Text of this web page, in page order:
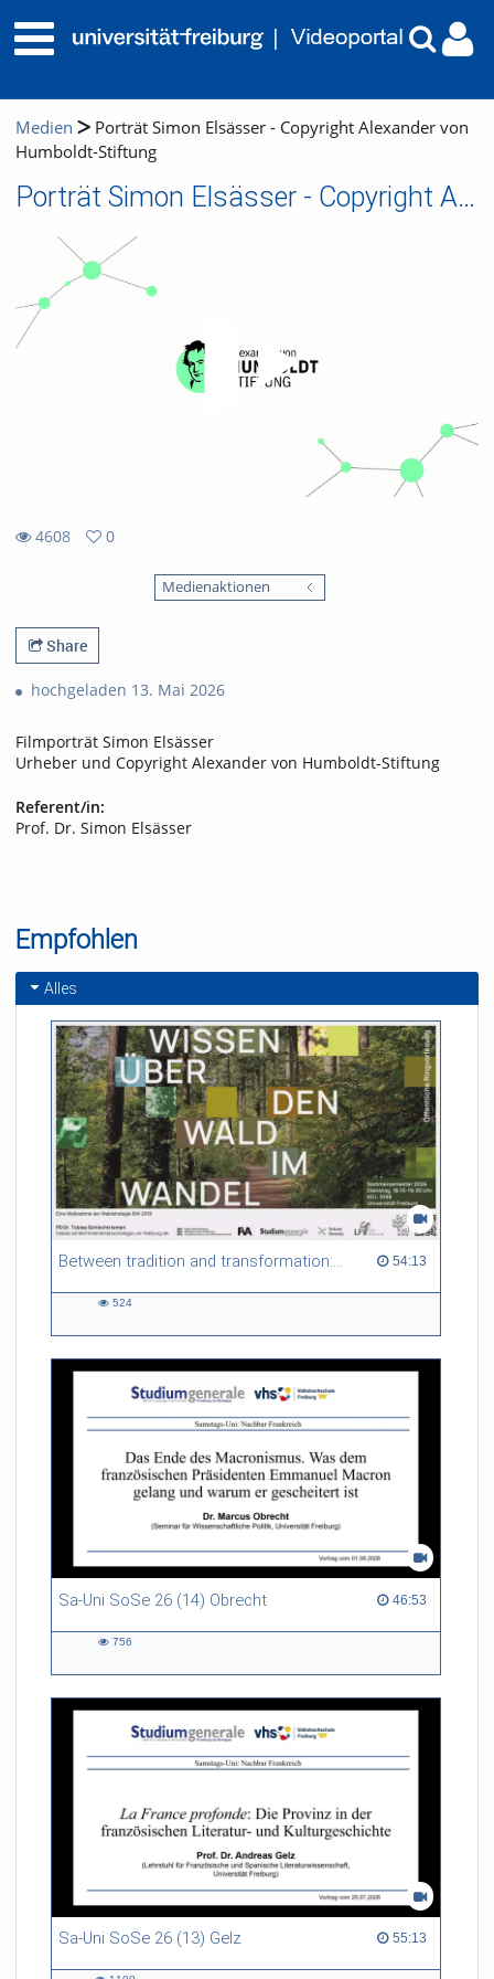
Medien
Porträt Simon Elsässer - Copyright Alexander von
Humboldt-Stiftung
Porträt Simon Elsässer - Copyright Alexander von Humboldt-Stiftung
4608
0
Medienaktionen
Share
hochgeladen 13. Mai 2026
Filmporträt Simon Elsässer
Urheber und Copyright Alexander von Humboldt-Stiftung
Referent/in:
Prof. Dr. Simon Elsässer
Empfohlen
Alles
Between tradition and transformation: how owners, advisers and institutions co-create knowledge for resilient forests in Europe 54:13
54:13 duration
524
Sa-Uni SoSe 26 (14) Obrecht 46:53
46:53 duration
756
Sa-Uni SoSe 26 (13) Gelz 55:13
55:13 duration